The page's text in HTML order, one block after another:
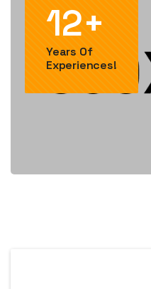
12+
Years Of
Experiences!